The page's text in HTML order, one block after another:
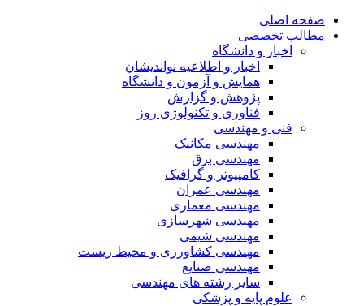
صفحه اصلی
مطالب تخصصی
اخبار و دانشگاه
اخبار و اطلاعیه نواندیشان
همایش و آزمون و دانشگاه
پژوهش و گزارش
فناوری و تکنولوژی روز
فنی و مهندسی
مهندسی مکانیک
مهندسی برق
کامپیوتر و گرافیک
مهندسی عمران
مهندسی معماری
مهندسی شهرسازی
مهندسی شیمی
مهندسی کشاورزی و محیط زیست
مهندسی صنایع
سایر رشته های مهندسی
علوم پایه و پزشکی